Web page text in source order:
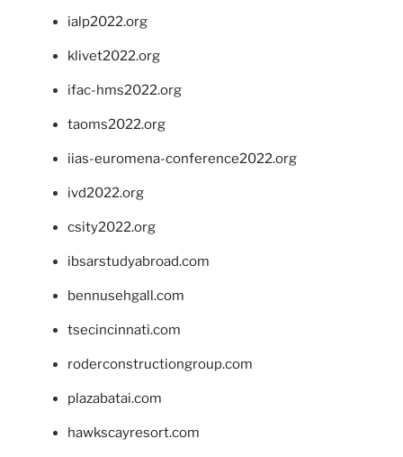
ialp2022.org
klivet2022.org
ifac-hms2022.org
taoms2022.org
iias-euromena-conference2022.org
ivd2022.org
csity2022.org
ibsarstudyabroad.com
bennusehgall.com
tsecincinnati.com
roderconstructiongroup.com
plazabatai.com
hawkscayresort.com